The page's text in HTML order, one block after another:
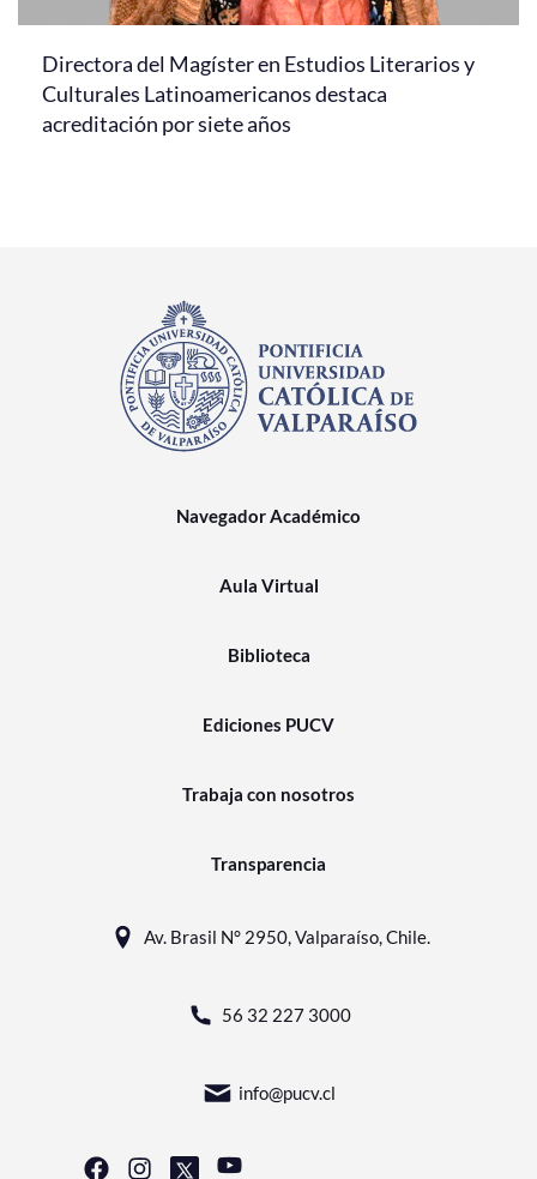
Directora del Magíster en Estudios Literarios y
Culturales Latinoamericanos destaca
acreditación por siete años
Navegador Académico
Aula Virtual
Biblioteca
Ediciones PUCV
Trabaja con nosotros
Transparencia
Av. Brasil N° 2950, Valparaíso, Chile.
56 32 227 3000
info@pucv.cl